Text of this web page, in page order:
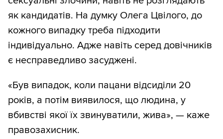
як кандидатів. На думку Олега Цвілого, до
кожного випадку треба підходити
індивідуально. Адже навіть серед довічників
є несправедливо засуджені.
«Був випадок, коли пацани відсиділи 20
років, а потім виявилося, що людина, у
вбивстві якої їх звинуватили, жива», — каже
правозахисник.